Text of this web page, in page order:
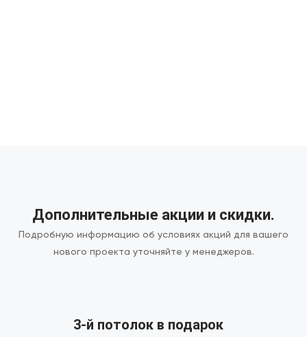
Дополнительные акции и скидки.
Подробную информацию об условиях акций для вашего
нового проекта уточняйте у менеджеров.
3-й потолок в подарок